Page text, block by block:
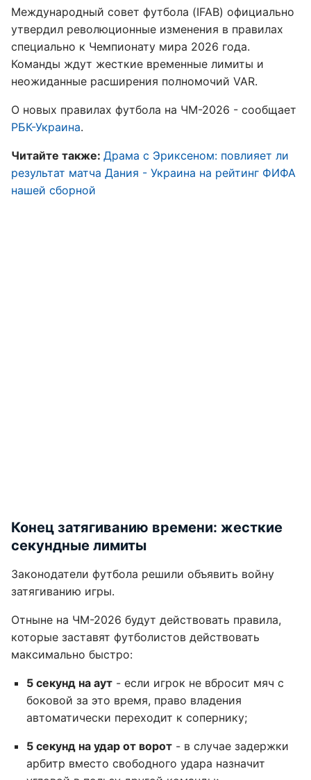
Международный совет футбола (IFAB) официально
утвердил революционные изменения в правилах
специально к Чемпионату мира 2026 года.
Команды ждут жесткие временные лимиты и
неожиданные расширения полномочий VAR.
О новых правилах футбола на ЧМ-2026 - сообщает
РБК-Украина.
Читайте также: Драма с Эриксеном: повлияет ли
результат матча Дания - Украина на рейтинг ФИФА
нашей сборной
Конец затягиванию времени: жесткие
секундные лимиты
Законодатели футбола решили объявить войну
затягиванию игры.
Отныне на ЧМ-2026 будут действовать правила,
которые заставят футболистов действовать
максимально быстро:
5 секунд на аут - если игрок не вбросит мяч с
боковой за это время, право владения
автоматически переходит к сопернику;
5 секунд на удар от ворот - в случае задержки
арбитр вместо свободного удара назначит